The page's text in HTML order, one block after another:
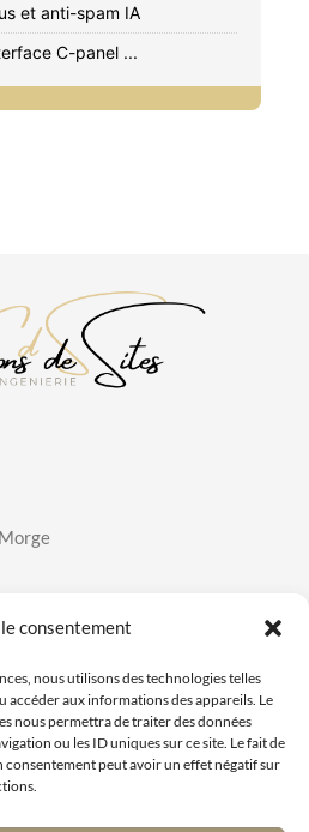
consentement
nous utilisons des technologies telles
accéder aux informations des appareils. Le
nous permettra de traiter des données
ou les ID uniques sur ce site. Le fait de
consentement peut avoir un effet négatif sur
et anti-spam IA
C-panel ...